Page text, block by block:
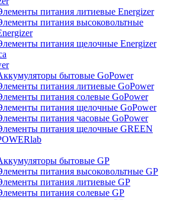
питания литиевые Energizer
питания высоковольтные
питания щелочные Energizer
бытовые GoPower
питания литиевые GoPower
питания солевые GoPower
питания щелочные GoPower
питания часовые GoPower
питания щелочные GREEN
бытовые GP
питания высоковольтные GP
питания литиевые GP
питания солевые GP